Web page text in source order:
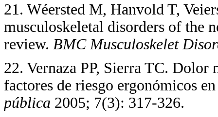
21. Wéersted M, Hanvold T,
musculoskeletal disorders of the
review. BMC Musculoskelet
22. Vernaza PP, Sierra TC. Dolor
factores de riesgo ergonómicos
pública 2005; 7(3): 317-326.